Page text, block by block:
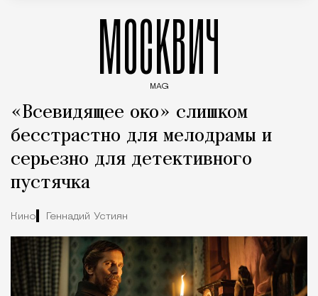
МОСКВИЧ
MAG
«Всевидящее око» слишком
бесстрастно для мелодрамы и
серьезно для детективного
пустячка
Кино Геннадий Устиян